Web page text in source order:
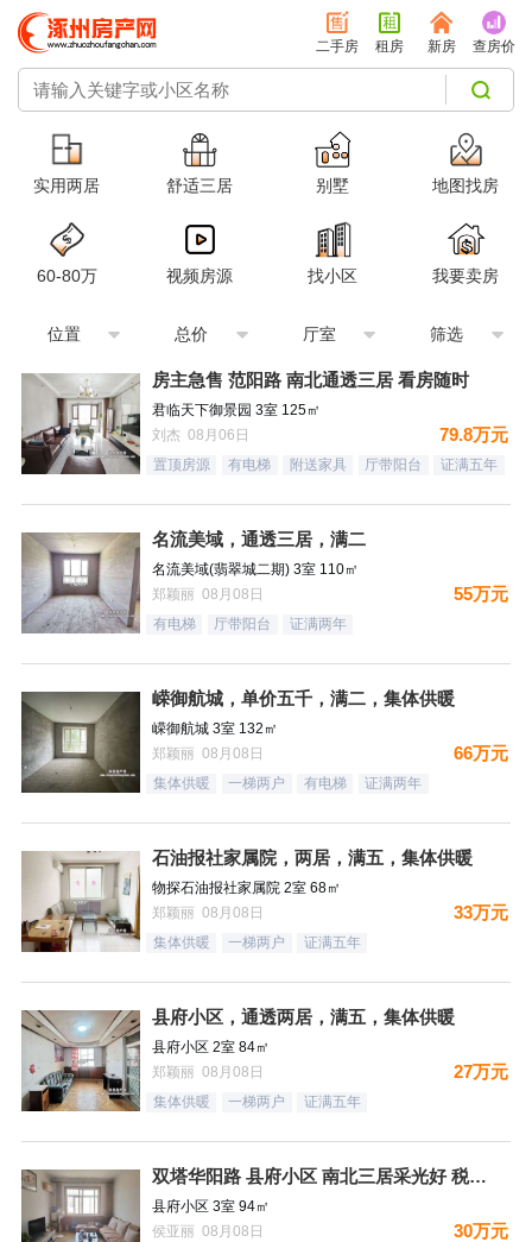
二手房 租房 新房 查房价
实用两居 舒适三居 别墅 地图找房
60-80万 视频房源 找小区 我要卖房
位置 总价 厅室 筛选
房主急售 范阳路 南北通透三居 看房随时
君临天下御景园 3室 125㎡
刘杰 08月06日
79.8万元
置顶房源 有电梯 附送家具 厅带阳台 证满五年
名流美域，通透三居，满二
名流美域(翡翠城二期) 3室 110㎡
郑颖丽 08月08日
55万元
有电梯 厅带阳台 证满两年
嵘御航城，单价五千，满二，集体供暖
嵘御航城 3室 132㎡
郑颖丽 08月08日
66万元
集体供暖 一梯两户 有电梯 证满两年
石油报社家属院，两居，满五，集体供暖
物探石油报社家属院 2室 68㎡
郑颖丽 08月08日
33万元
集体供暖 一梯两户 证满五年
县府小区，通透两居，满五，集体供暖
县府小区 2室 84㎡
郑颖丽 08月08日
27万元
集体供暖 一梯两户 证满五年
双塔华阳路 县府小区 南北三居采光好 税费低
县府小区 3室 94㎡
侯亚丽 08月08日
30万元